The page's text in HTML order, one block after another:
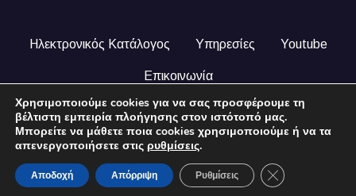
Ηλεκτρονικός Κατάλογος Υπηρεσίες Youtube
Επικοινωνία
© 2024 COPYRIGHT ILEKTRONIKOSKATALOGOS.GR. ALL
RIGHTS RESERVED.
Χρησιμοποιούμε cookies για να σας προσφέρουμε τη
βέλτιστη εμπειρία πλοήγησης στον ιστότοπό μας.
Μπορείτε να μάθετε ποια cookies χρησιμοποιούμε ή να τα
απενεργοποιήσετε στις ρυθμίσεις.
Αποδοχή Απόρριψη Ρυθμίσεις Close GDPR